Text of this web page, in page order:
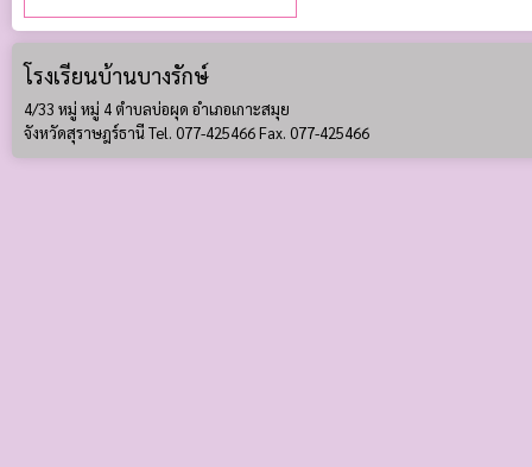
โรงเรียนบ้านบางรักษ์
4/33 หมู่ หมู่ 4 ตำบลบ่อผุด อำเภอเกาะสมุย
จังหวัดสุราษฎร์ธานี Tel. 077-425466 Fax. 077-425466